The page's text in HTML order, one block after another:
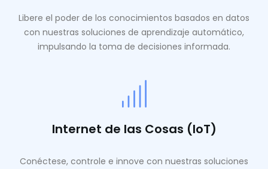
Libere el poder de los conocimientos basados ​​en datos
con nuestras soluciones de aprendizaje automático,
impulsando la toma de decisiones informada.
Internet de las Cosas (IoT)
Conéctese, controle e innove con nuestras soluciones